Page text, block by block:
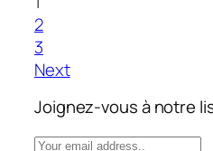
2
3
Next
Joignez-vous à notre